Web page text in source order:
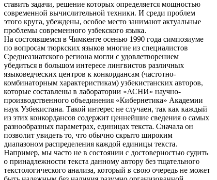
ставить задачи, решение которых определяется мощностью
современной вычислительной техники. И среди проблем
этого круга, убеждены, особое место занимают актуальные
проблемы современного узбекского языка.
На состоявшемся в Чимкенте осенью 1990 года симпозиуме
по вопросам тюркских языков многие из специалистов
Среднеазиатского региона могли с удовлетворением
убедиться в большом интересе лингвистов различных
языковедческих центров к конкордансам (частотно-
комбинаторным характеристикам) узбекистанских авторов,
которые составлены в лаборатории «АСНИ» научно-
производственного объединения «Кибернетика» Академии
наук Узбекистана. Такой интерес не случаен, так как каждый
из этих конкордансов содержит ценнейшие сведения о самых
разнообразных параметрах, единицах текста. Сначала он
позволит увидеть то, что обычно скрыто широким
диапазоном распределения каждой единицы текста.
Например, мы часто не в состоянии с достоверностью судить
о принадлежности текста данному автору без тщательного
текстологического анализа, который в свою очередь не может